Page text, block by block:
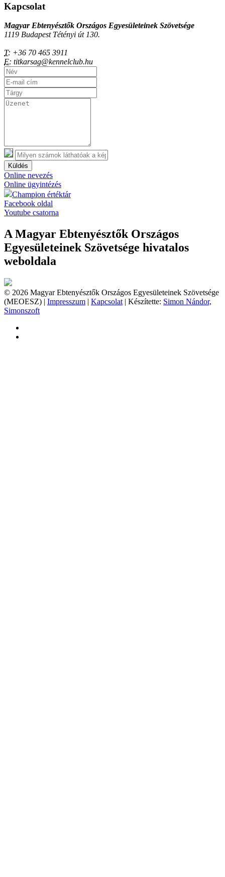
Kapcsolat
Magyar Ebtenyésztők Országos Egyesületeinek Szövetsége
1119 Budapest Tétényi út 130.
T: +36 70 465 3911
E: titkarsag@kennelclub.hu
Küldés
Online nevezés
Online ügyintézés
Champion értéktár
Facebook oldal
Youtube csatorna
A Magyar Ebtenyésztők Országos
Egyesületeinek Szövetsége hivatalos
weboldala
© 2026 Magyar Ebtenyésztők Országos Egyesületeinek Szövetsége
(MEOESZ) | Impresszum | Kapcsolat | Készítette: Simon Nándor,
Simonszoft